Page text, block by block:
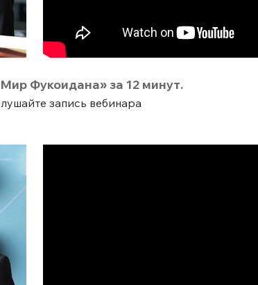
Фукоидана» за 12 минут.
запись вебинара